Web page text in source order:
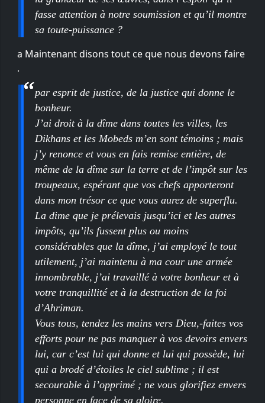
fasse attention à notre soumission et qu’il montre
sa toute-puissance ?
a Maintenant disons tout ce que nous devons faire
.
par esprit de justice, de la justice qui donne le
bonheur.
J’ai droit à la dîme dans toutes les villes, les
Dikhans et les Mobeds m’en sont témoins ; mais
j’y renonce et vous en fais remise entière, de
même de la dîme sur la terre et de l’impôt sur les
troupeaux, espérant que vos chefs apporteront
dans mon trésor ce que vous aurez de superflu.
La dime que je prélevais jusqu’ici et les autres
impôts, qu’ils fussent plus ou moins
considérables que la dîme, j’ai employé le tout
utilement, j’ai maintenu à ma cour une armée
innombrable, j’ai travaillé à votre bonheur et à
votre tranquillité et à la destruction de la foi
d’Ahriman.
Vous tous, tendez les mains vers Dieu,-faites vos
efforts pour ne pas manquer à vos devoirs envers
lui, car c’est lui qui donne et lui qui possède, lui
qui a brodé d’étoiles le ciel sublime ; il est
secourable à l’opprimé ; ne vous glorifiez envers
personne en face de sa gloire.